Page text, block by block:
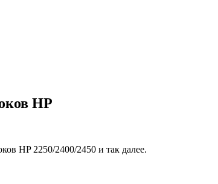
HP
HP 2250/2400/2450 и так далее.